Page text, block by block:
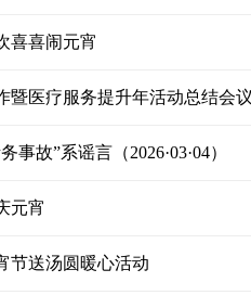
喜喜闹元宵
暨医疗服务提升年活动总结会
故”系谣言（2026·03·04）
元宵
节送汤圆暖心活动